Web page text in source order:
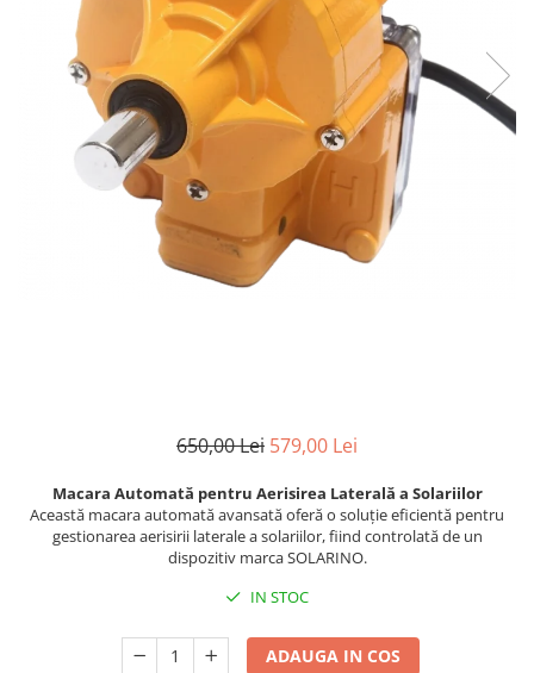
650,00 Lei 579,00 Lei
Macara Automată pentru Aerisirea Laterală a Solariilor
Această macara automată avansată oferă o soluție eficientă pentru
gestionarea aerisirii laterale a solariilor, fiind controlată de un
dispozitiv marca SOLARINO.
IN STOC
ADAUGA IN COS